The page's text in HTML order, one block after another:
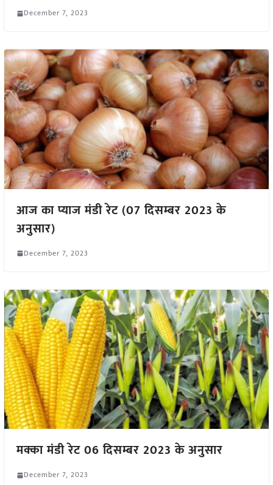
December 7, 2023
आज का प्याज मंडी रेट (07 दिसम्बर 2023 के
अनुसार)
December 7, 2023
मक्का मंडी रेट 06 दिसम्बर 2023 के अनुसार
December 7, 2023